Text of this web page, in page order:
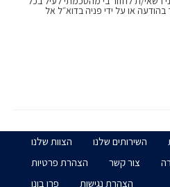
2021
או על ידי פניה בדוא״ל אל
השירותים שלנו
הצוות שלנו
צור קשר
הצהרת פרטיות
הצהרת נגישות
פרו בונו